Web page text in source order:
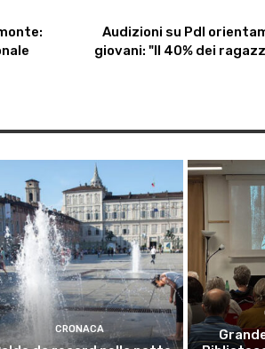
Audizioni su Pdl
giovani: "Il 40% dei
CRONACA